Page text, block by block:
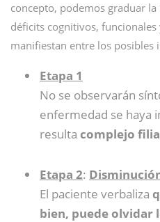
concepto, podemos graduar
déficits cognitivos,
manifiestan entre los posibles
Etapa 1
No se observarán
enfermedad se haya
resulta complejo
Etapa 2:
El paciente verbaliza
bien, puede olvidar